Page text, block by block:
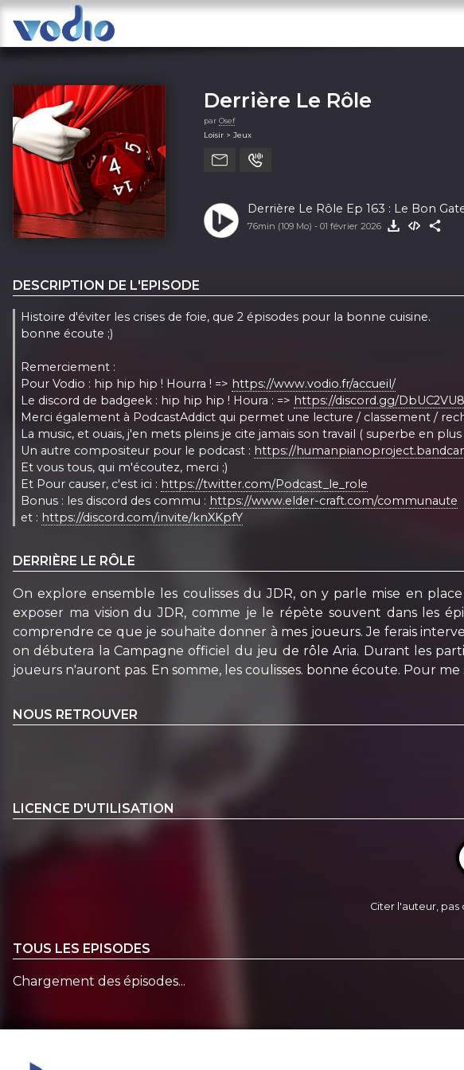
Derrière Le Rôle
par Osef
Loisir > Jeux
Derrière Le Rôle Ep 163 : Le Bon
76min (109 Mo) - 01 février 2026
DESCRIPTION DE L'EPISODE
Histoire d'éviter les crises de foie, que 2 épisodes pour la bonne cuisine.
bonne écoute ;)
Remerciement :
Pour Vodio : hip hip hip ! Hourra ! => https://www.vodio.fr/accueil/
Le discord de badgeek : hip hip hip ! Houra : => https://discord.gg/
Merci également à PodcastAddict qui permet une lecture / classement /
La music, et ouais, j'en mets pleins je cite jamais son travail ( superbe en plus
Un autre compositeur pour le podcast : https://
Et vous tous, qui m'écoutez, merci ;)
Et Pour causer, c'est ici : https://twitter.com/Podcast_le_role
Bonus : les discord des commu : https://www.elder-craft.com/communaute
et : https://discord.com/invite/knXKpfY
DERRIÈRE LE RÔLE
On explore ensemble les coulisses du JDR, on y parle mise en
exposer ma vision du JDR, comme je le répète souvent dans les
comprendre ce que je souhaite donner à mes joueurs. Je ferais
on débutera la Campagne officiel du jeu de rôle Aria. Durant les
joueurs n'auront pas. En somme, les coulisses. bonne écoute. Pour
NOUS RETROUVER
LICENCE D'UTILISATION
Citer l'auteur,
TOUS LES EPISODES
Chargement des épisodes...